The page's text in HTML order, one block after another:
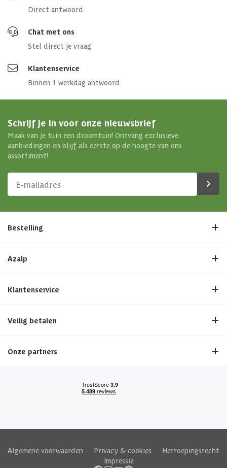
Direct antwoord
Chat met ons
Stel direct je vraag
Klantenservice
Binnen 1 werkdag antwoord
Schrijf je in voor onze nieuwsbrief
Maak van je tuin een droomtuin! Ontvang exclusieve
aanbiedingen en blijf als eerste op de hoogte van ons
assortiment!
Bestelling
Azalp
Klantenservice
Veilig betalen
Onze partners
Algemene voorwaarden Privacy & cookies
Herroepingsrecht
Impressie